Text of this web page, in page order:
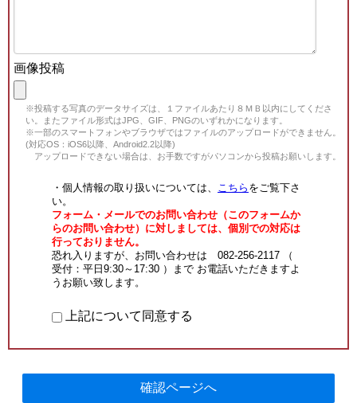
画像投稿
※投稿する写真のデータサイズは、１ファイルあたり８ＭＢ以内にしてくださ
い。またファイル形式はJPG、GIF、PNGのいずれかになります。
※一部のスマートフォンやブラウザではファイルのアップロードができません。
(対応OS：iOS6以降、Android2.2以降)
アップロードできない場合は、お手数ですがパソコンから投稿お願いします。
・個人情報の取り扱いについては、 こちら をご覧下さ
い。
フォーム・メールでのお問い合わせ（このフォームか
らのお問い合わせ）に対しましては、個別での対応は
行っておりません。
恐れ入りますが、お問い合わせは 082-256-2117 （
受付：平日9:30～17:30 ）まで お電話いただきますよ
うお願い致します。
上記について同意する
確認ページへ